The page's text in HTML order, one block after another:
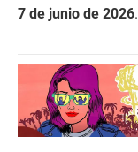
7 de junio de 2026.